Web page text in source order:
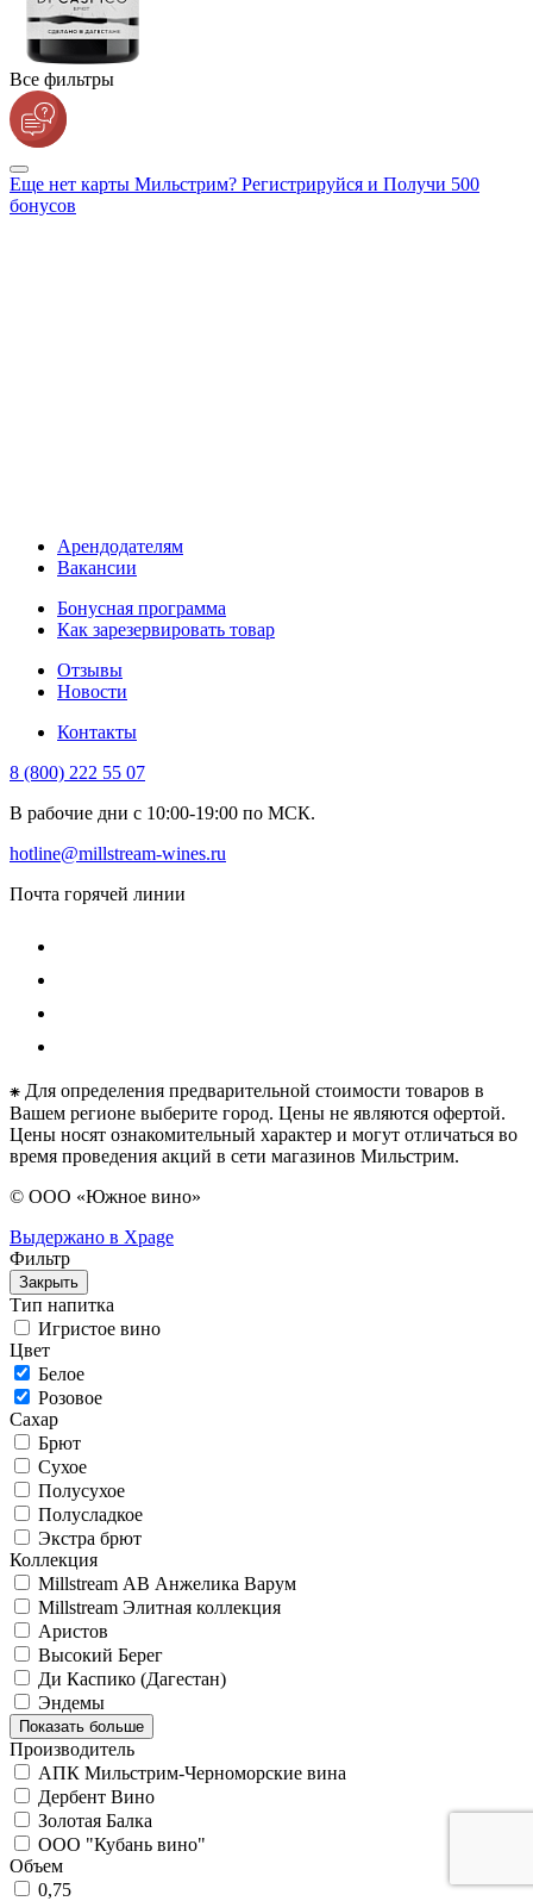
Все фильтры
Еще нет карты Мильстрим? Регистрируйся и Получи 500
бонусов
Арендодателям
Вакансии
Бонусная программа
Как зарезервировать товар
Отзывы
Новости
Контакты
8 (800) 222 55 07
В рабочие дни с 10:00-19:00 по МСК.
hotline@millstream-wines.ru
Почта горячей линии
⁕ Для определения предварительной стоимости товаров в
Вашем регионе выберите город. Цены не являются офертой.
Цены носят ознакомительный характер и могут отличаться во
время проведения акций в сети магазинов Мильстрим.
© ООО «Южное вино»
Выдержано в Xpage
Фильтр
Закрыть
Тип напитка
Игристое вино
Цвет
Белое
Розовое
Сахар
Брют
Сухое
Полусухое
Полусладкое
Экстра брют
Коллекция
Millstream АВ Анжелика Варум
Millstream Элитная коллекция
Аристов
Высокий Берег
Ди Каспико (Дагестан)
Эндемы
Показать больше
Производитель
АПК Мильстрим-Черноморские вина
Дербент Вино
Золотая Балка
ООО "Кубань вино"
Объем
0,75